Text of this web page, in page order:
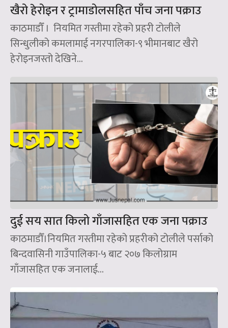
खैरो हेरोइन र ट्रामाडोलसहित पाँच जना पक्राउ
काठमाडौँ । नियमित गस्तीमा रहेको प्रहरी टोलीले
सिन्धुलीको कमलामाई नगरपालिका-९ भीमानबाट खैरो
हेरोइनजस्तो देखिने...
दुई सय सात किलो गाँजासहित एक जना पक्राउ
काठमाडौँ।नियमित गस्तीमा रहेको प्रहरीको टोलीले पर्साको
बिन्दवासिनी गाउँपालिका-५ बाट २०७ किलोग्राम
गाँजासहित एक जनालाई...